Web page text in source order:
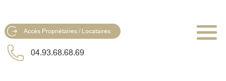
Accès Propriétaires / Locataires
04.93.68.68.69